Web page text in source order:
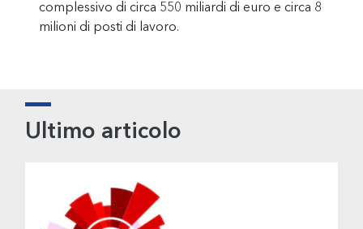
complessivo di circa 550 miliardi di euro e circa 8
milioni di posti di lavoro.
Primary
Sidebar
Ultimo articolo